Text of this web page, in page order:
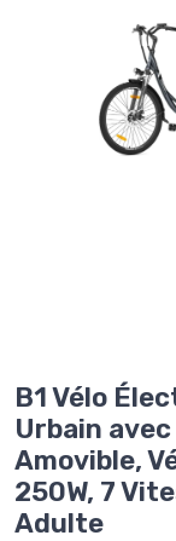
B1 Vélo
Urbain
Amovible,
250W, 7
Adulte